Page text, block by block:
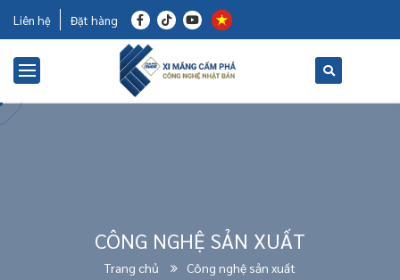
Liên hệ Đặt hàng
CÔNG NGHỆ SẢN XUẤT
Trang chủ Công nghệ sản xuất